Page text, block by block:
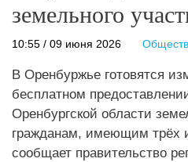
земельного
10:55 / 09 июня 2026
В Оренбуржье готовятся
бесплатном
Оренбургской области
гражданам, имеющим трёх
сообщает правительство